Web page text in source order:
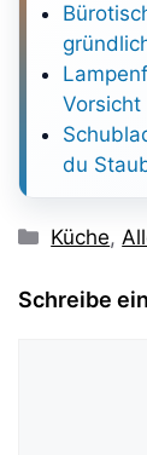
Vorsicht
du
Küche,
Schreibe